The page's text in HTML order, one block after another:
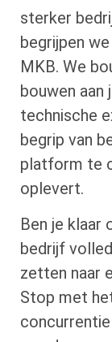
sterker
begrijpen
MKB. We
bouwen aan
technische
begrip van
platform te
oplevert.
Ben je klaar
bedrijf
zetten naar
Stop met